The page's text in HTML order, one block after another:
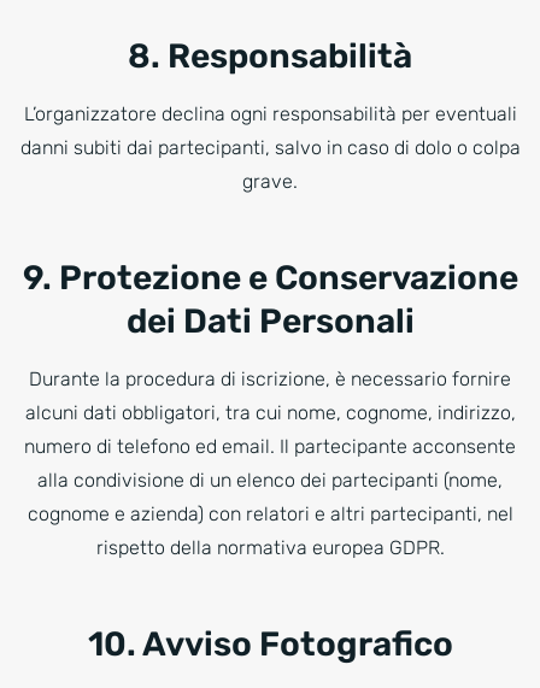
8. Responsabilità
L’organizzatore declina ogni responsabilità per eventuali
danni subiti dai partecipanti, salvo in caso di dolo o colpa
grave.
9. Protezione e Conservazione
dei Dati Personali
Durante la procedura di iscrizione, è necessario fornire
alcuni dati obbligatori, tra cui nome, cognome, indirizzo,
numero di telefono ed email. Il partecipante acconsente
alla condivisione di un elenco dei partecipanti (nome,
cognome e azienda) con relatori e altri partecipanti, nel
rispetto della normativa europea GDPR.
10. Avviso Fotografico